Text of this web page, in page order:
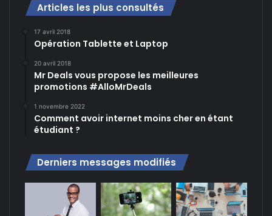
Articles les plus consultés
17 avril 2018
Opération Tablette et Laptop
20 avril 2018
Mr Deals vous propose les meilleures
promotions #AlloMrDeals
1 novembre 2022
Comment avoir internet moins cher en étant
étudiant ?
Derniers messages modifiés